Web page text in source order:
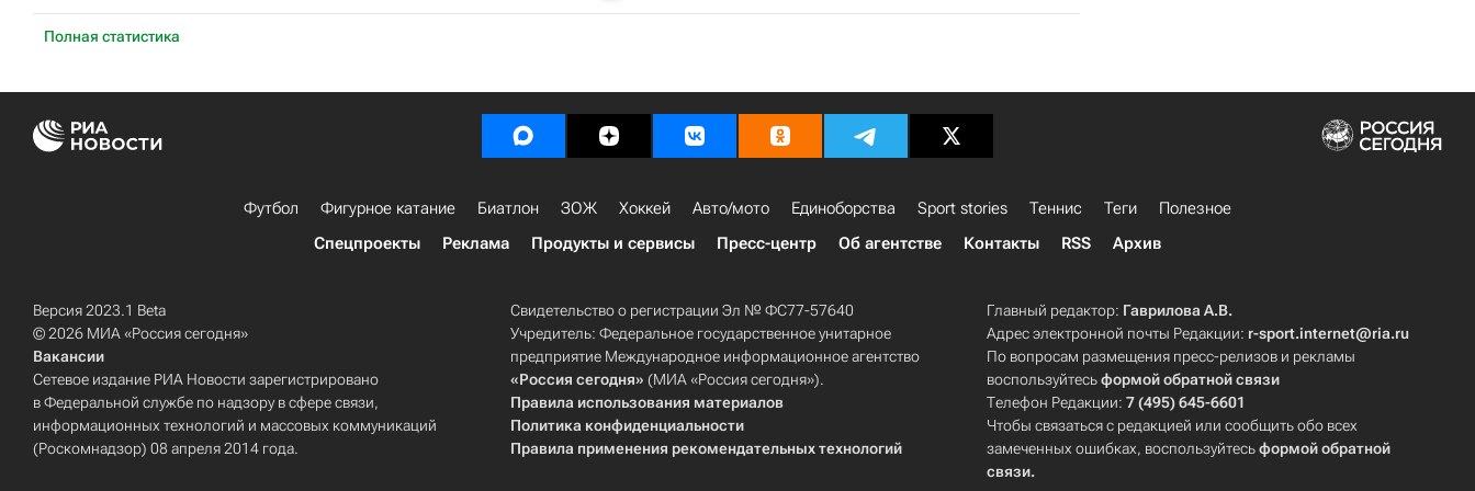
Полная статистика
Футбол Фигурное катание Биатлон ЗОЖ Хоккей Авто/мото Единоборства Sport stories Теннис Теги
Полезное
Спецпроекты
Реклама Продукты и сервисы Пресс-центр Об агентстве Контакты RSS Архив
Версия 2023.1 Beta
© 2026 МИА «Россия сегодня»
Вакансии
Сетевое издание РИА Новости зарегистрировано
в Федеральной службе по надзору в сфере связи,
информационных технологий и массовых коммуникаций
(Роскомнадзор) 08 апреля 2014 года.
Свидетельство о регистрации Эл № ФС77-57640
Учредитель: Федеральное государственное унитарное
предприятие Международное информационное агентство
«Россия сегодня» (МИА «Россия сегодня»).
Правила использования материалов
Политика конфиденциальности
Правила применения рекомендательных технологий
Главный редактор: Гаврилова А.В.
Адрес электронной почты Редакции: r-sport.internet@ria.ru
По вопросам размещения пресс-релизов и рекламы
воспользуйтесьформой обратной связи
Телефон Редакции:7 (495) 645-6601
Чтобы связаться с редакцией или сообщить обо всех
замеченных ошибках, воспользуйтесьформой обратной
связи.